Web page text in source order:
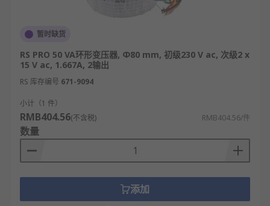
按用途分类：电源环形变压器、音频环形变压
器、隔离环形变压器、控制环形变压器
按功率分类：小功率环形变压器、中功率环形
变压器、大功率环形变压器
按输入电压分类：220V环形变压器、380V环形
变压器、宽电压输入环形变压器
按输出形式分类：单输出环形变压器、双输出
环形变压器、多组输出环形变压器
环形变压器规格
功率规格：20W、50W、100W、200W、
300W、500W、1000W、5000W、10kW等
暂时缺货
RS PRO 50 VA环形变压器, Φ80 mm, 初级230 V ac, 次级2 x
15 V ac, 1.667A, 2输出
RS 库存编号 671-9094
小计（1 件）
RMB404.56(不含税) RMB404.56/件
数量
添加